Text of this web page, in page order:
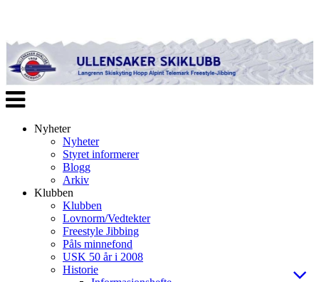
Veksle
navigasjon
Nyheter
Nyheter
Styret informerer
Blogg
Arkiv
Klubben
Klubben
Lovnorm/Vedtekter
Freestyle Jibbing
Påls minnefond
USK 50 år i 2008
Historie